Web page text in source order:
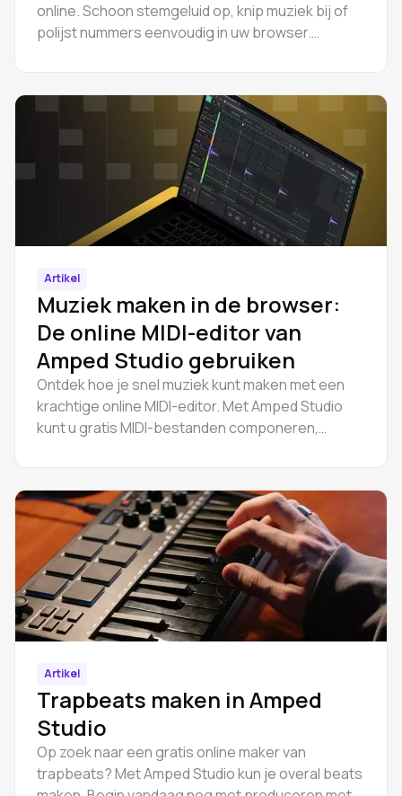
online. Schoon stemgeluid op, knip muziek bij of
polijst nummers eenvoudig in uw browser.
Artikel
Muziek maken in de browser:
De online MIDI-editor van
Amped Studio gebruiken
Ontdek hoe je snel muziek kunt maken met een
krachtige online MIDI-editor. Met Amped Studio
kunt u gratis MIDI-bestanden componeren,
Artikel
Trapbeats maken in Amped
Studio
Op zoek naar een gratis online maker van
trapbeats? Met Amped Studio kun je overal beats